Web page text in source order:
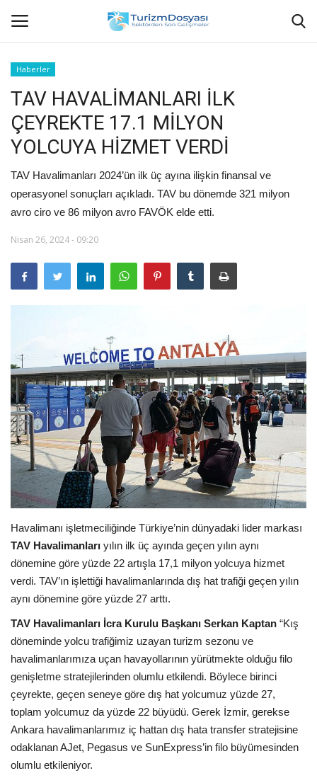
Anasayfa
Bize Ulaşın
Künye
Halil ÖNCÜ kimdir?
KVKK Aydınlatma Metni
Haberler
Araştırma - İnceleme
Lezzet Durakları
Röportajlar
Gezi - Yorum
Sizlerden Gelenler
Yorumlar
Video Tanıtım
Köşe Yazarları
Galeri
Haberler
TAV HAVALİMANLARI İLK
ÇEYREKTE 17.1 MİLYON
YOLCUYA HİZMET VERDİ
TAV Havalimanları 2024’ün ilk üç ayına ilişkin finansal ve
operasyonel sonuçları açıkladı. TAV bu dönemde 321 milyon
avro ciro ve 86 milyon avro FAVÖK elde etti.
Nisan 26, 2024 - 09:20
Havalimanı işletmeciliğinde Türkiye’nin dünyadaki lider markası
TAV Havalimanları yılın ilk üç ayında geçen yılın aynı
dönemine göre yüzde 22 artışla 17,1 milyon yolcuya hizmet
verdi. TAV’ın işlettiği havalimanlarında dış hat trafiği geçen yılın
aynı dönemine göre yüzde 27 arttı.
TAV Havalimanları İcra Kurulu Başkanı Serkan Kaptan “Kış
döneminde yolcu trafiğimiz uzayan turizm sezonu ve
havalimanlarımıza uçan havayollarının yürütmekte olduğu filo
genişletme stratejilerinden olumlu etkilendi. Böylece birinci
çeyrekte, geçen seneye göre dış hat yolcumuz yüzde 27,
toplam yolcumuz da yüzde 22 büyüdü. Gerek İzmir, gerekse
Ankara havalimanlarımız iç hattan dış hata transfer stratejisine
odaklanan AJet, Pegasus ve SunExpress’in filo büyümesinden
olumlu etkileniyor.